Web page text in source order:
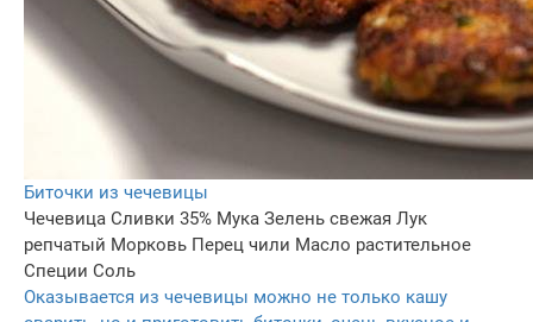
Биточки из чечевицы
Чечевица Сливки 35% Мука Зелень свежая Лук
репчатый Морковь Перец чили Масло растительное
Специи Соль
Оказывается из чечевицы можно не только кашу